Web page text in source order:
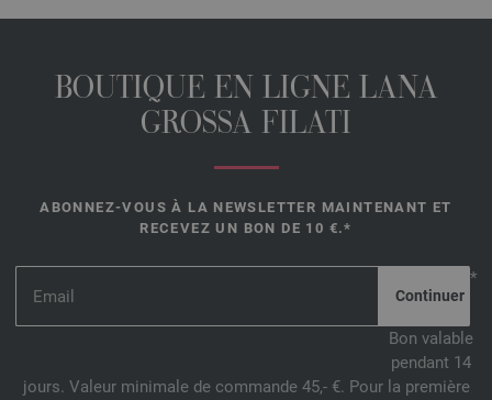
BOUTIQUE EN LIGNE LANA
GROSSA FILATI
ABONNEZ-VOUS À LA NEWSLETTER MAINTENANT ET
RECEVEZ UN BON DE 10 €.*
*
Bon valable
pendant 14
jours. Valeur minimale de commande 45,- €. Pour la première